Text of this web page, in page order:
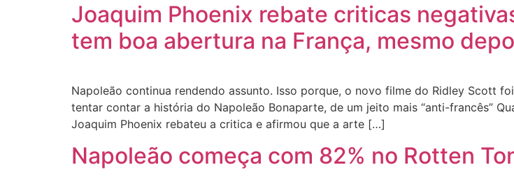
Joaquim Phoenix rebate criticas
tem boa abertura na França, mesmo
Napoleão continua rendendo assunto. Isso porque, o novo filme do Ridley Scott
tentar contar a história do Napoleão Bonaparte, de um jeito mais “anti-francês”
Joaquim Phoenix rebateu a critica e afirmou que a arte […]
Napoleão começa com 82% no Rotten